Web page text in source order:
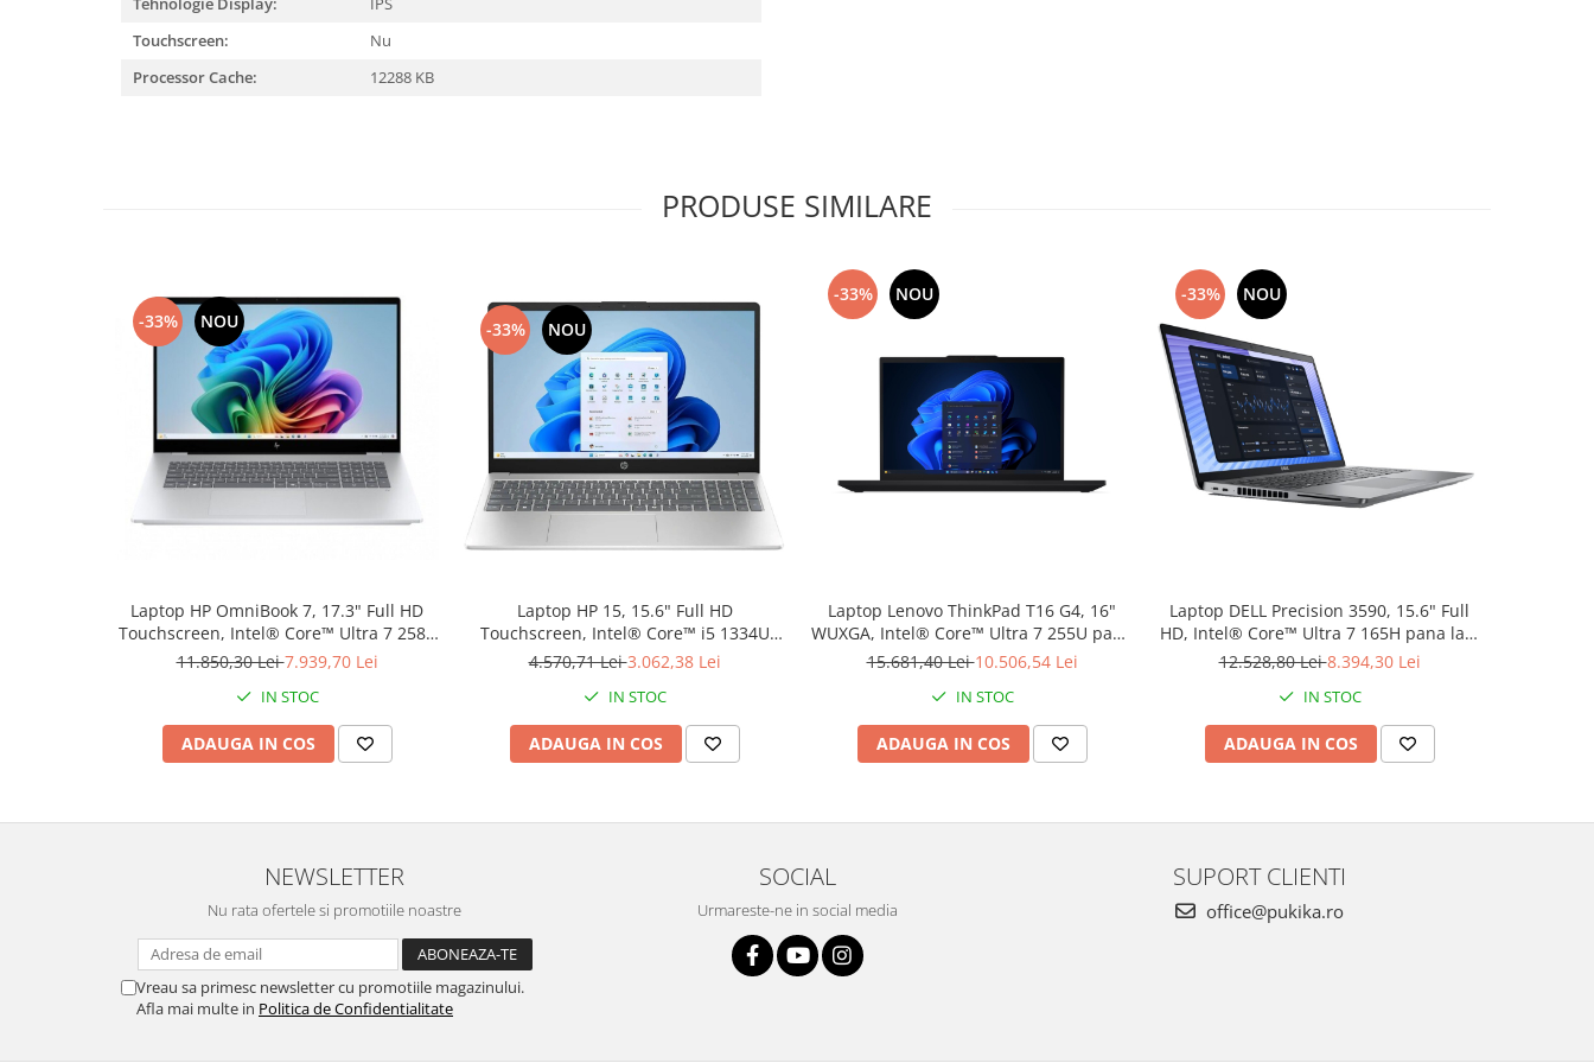
Touchscreen:
Nu
Processor Cache:
12288 KB
PRODUSE SIMILARE
-33% NOU
Laptop HP OmniBook 7, 17.3" Full HD
Touchscreen, Intel® Core™ Ultra 7 258V
pana la 4.8 GHz, 32 GB RAM LPDDR5x, 1
GB, Windows 11 Home, Silver
11.850,30 Lei7.939,70 Lei
IN STOC
ADAUGA IN COS
-33% NOU
Laptop HP 15, 15.6" Full HD
Touchscreen, Intel® Core™ i5 1334U
pana la 4.6 GHz, 12 GB RAM DDR5 4800,
Windows 11 Home, Silver
4.570,71 Lei3.062,38 Lei
IN STOC
ADAUGA IN COS
-33% NOU
Laptop Lenovo ThinkPad T16 G4, 16"
WUXGA, Intel® Core™ Ultra 7 255U pana
la 5.2 GHz, 16 GB RAM DDR5 5600, 512
Black
15.681,40 Lei10.506,54 Lei
IN STOC
ADAUGA IN COS
-33% NOU
Laptop DELL Precision 3590, 15.6" Full
HD, Intel® Core™ Ultra 7 165H pana la 5
GHz, 16 GB RAM DDR5 5600 MT/s, 512
11 Pro, Grey
12.528,80 Lei8.394,30 Lei
IN STOC
ADAUGA IN COS
NEWSLETTER
Nu rata ofertele si promotiile noastre
Vreau sa primesc newsletter cu promotiile magazinului.
Afla mai multe in Politica de Confidentialitate
SOCIAL
Urmareste-ne in social media
SUPORT CLIENTI
office@pukika.ro